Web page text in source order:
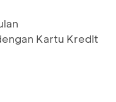
Kartu Kredit